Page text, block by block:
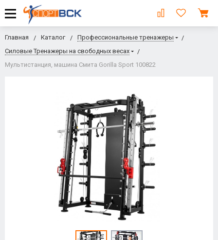
Главная Каталог
Профессиональные тренажеры
Силовые Тренажеры на свободных весах
Мультистанция, машина Смита Gorilla Sport 100822